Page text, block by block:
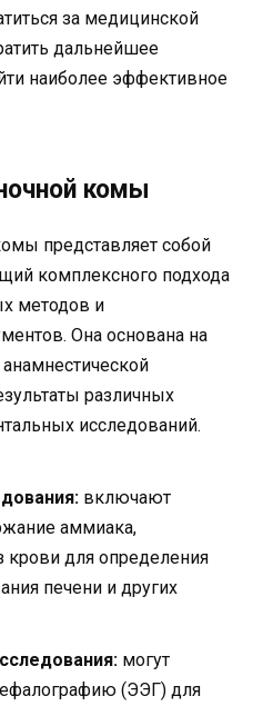
за медицинской
дальнейшее
наиболее эффективное
комы
представляет собой
комплексного подхода
методов и
Она основана на
различных
исследований.
включают
аммиака,
крови для определения
печени и других
могут
(ЭЭГ) для